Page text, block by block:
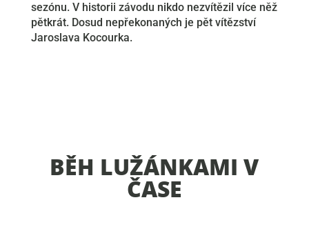
sezónu. V historii závodu nikdo nezvítězil více něž
pětkrát. Dosud nepřekonaných je pět vítězství
Jaroslava Kocourka.
BĚH LUŽÁNKAMI V
ČASE